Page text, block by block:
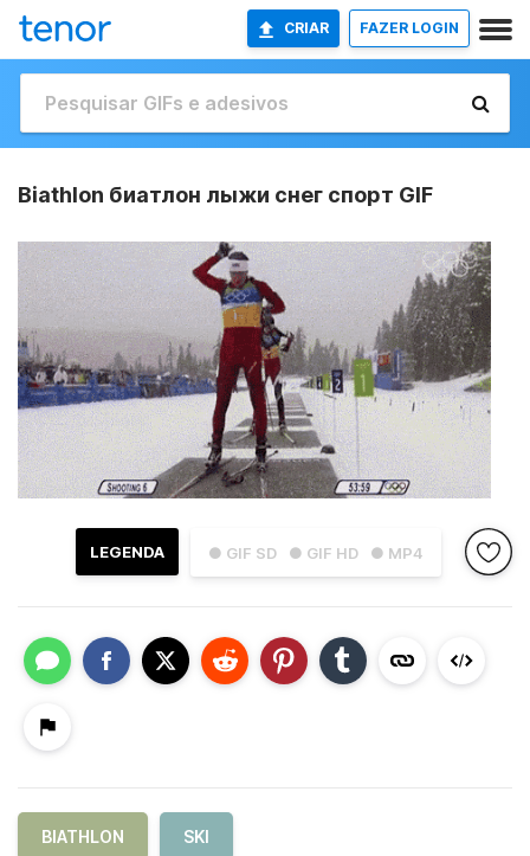
CRIAR FAZER LOGIN
Biathlon биатлон лыжи снег спорт GIF
● GIF SD ● GIF HD ● MP4
LEGENDA
BIATHLON SKI